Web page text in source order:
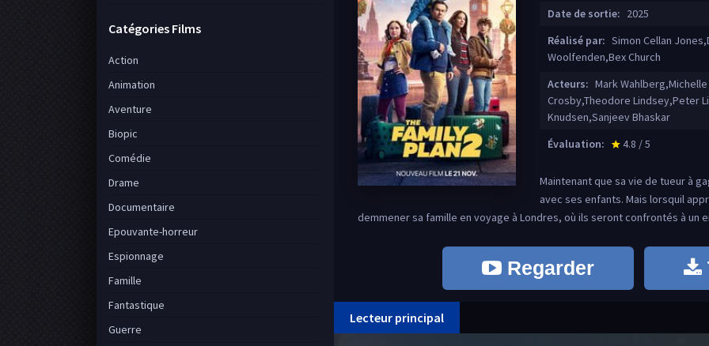
Date de sortie: 2025
Réalisé par: Simon Cellan
Woolfenden,Bex Church
Acteurs: Mark
Crosby,Theodore Lindsey,Peter
Knudsen,Sanjeev Bhaskar
Évaluation:
star_rate
4.8 / 5
Maintenant que sa vie de tueur à
avec ses enfants. Mais lorsquil
demmener sa famille en voyage à Londres, où ils seront confrontés à un
Regarder
Lecteur principal
Catégories Films
Action
Animation
Aventure
Biopic
Comédie
Drame
Documentaire
Epouvante-horreur
Espionnage
Famille
Fantastique
Guerre